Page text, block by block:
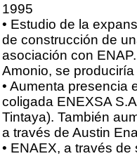
1995
• Estudio de la
de construcción de
asociación con
Amonio, se
• Aumenta presencia
coligada ENEXSA
Tintaya). También
a través de Austin
• ENAEX, a través